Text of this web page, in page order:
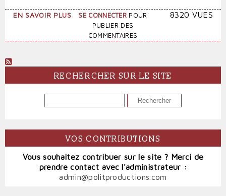
EN SAVOIR PLUS SUR
:
LA
POÉSIE
ET
L'HISTOIRE
DE
LA
MÉMOIRE
SE CONNECTER POUR
PUBLIER DES
COMMENTAIRES
8320 VUES
RECHERCHER SUR LE SITE
RECHERCHER
VOS CONTRIBUTIONS
Vous souhaitez contribuer sur le site ? Merci de
prendre contact avec l'administrateur :
admin@politproductions.com